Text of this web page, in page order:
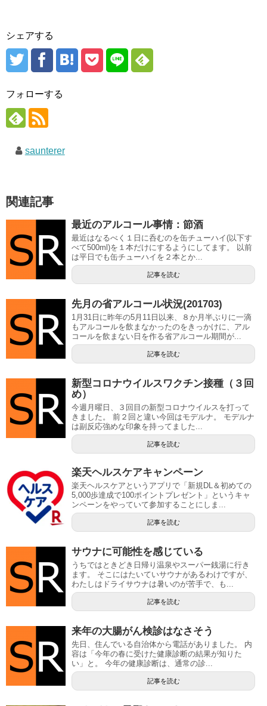
シェアする
フォローする
saunterer
関連記事
最近のアルコール事情：節酒
最近はなるべく１日に呑むのを缶チューハイ(以下す
べて500ml)を１本だけにするようにしてます。 以前
は平日でも缶チューハイを２本とか...
記事を読む
先月の省アルコール状況(201703)
1月31日に昨年の5月11日以来、８か月半ぶりに一滴
もアルコールを飲まなかったのをきっかけに、アル
コールを飲まない日を作る省アルコール期間が...
記事を読む
新型コロナウイルスワクチン接種（３回
め）
今週月曜日、３回目の新型コロナウイルスを打って
きました。 前２回と違い今回はモデルナ。 モデルナ
は副反応強めな印象を持ってました...
記事を読む
楽天ヘルスケアキャンペーン
楽天ヘルスケアというアプリで「新規DL＆初めての
5,000歩達成で100ポイントプレゼント」というキャ
ンペーンをやっていて参加することにしま...
記事を読む
サウナに可能性を感じている
うちではときどき日帰り温泉やスーパー銭湯に行き
ます。 そこにはたいていサウナがあるわけですが、
わたしはドライサウナは暑いのが苦手で、も...
記事を読む
来年の大腸がん検診はなさそう
先日、住んでいる自治体から電話がありました。 内
容は「今年の春に受けた健康診断の結果が知りた
い」と。 今年の健康診断は、通常の診...
記事を読む